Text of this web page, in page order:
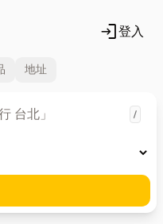
login登入
地址
/